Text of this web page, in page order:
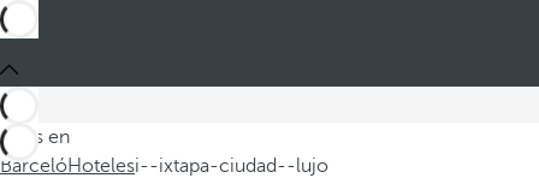
Estás en
BarcelóHotelesi--ixtapa-ciudad--lujo
Descubra nuestros exclusivos hoteles de lujo en Ixtapa, donde
la elegancia y el confort se fusionan para ofrecerle una
experiencia inolvidable. Nuestro alojamiento en Ixtapa